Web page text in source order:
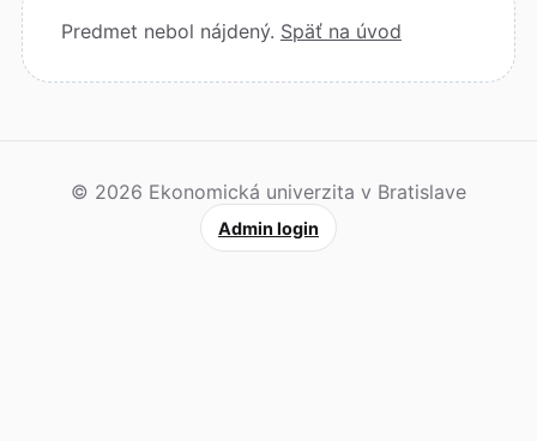
Predmet nebol nájdený. Späť na úvod
© 2026 Ekonomická univerzita v Bratislave
Admin login